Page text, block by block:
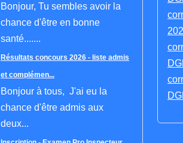
Bonjour, Tu sembles avoir la
chance d'être en bonne
santé.......
Résultats concours 2026 - liste admis
et complémen...
Bonjour à tous, J'ai eu la
chance d'être admis aux
deux...